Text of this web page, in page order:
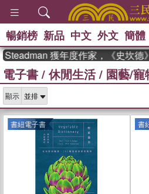
熱搜：
父親節
念華 、
孩：黎
暢銷榜 新品 中文 外文 簡體
獲年度作家，《史坎德》
電子書 / 休閒生活/ 園藝/寵
顯示
書紐電子書 書